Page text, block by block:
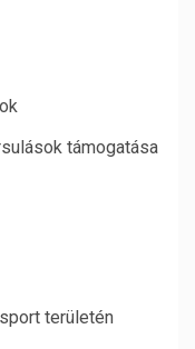
támogatása
területén